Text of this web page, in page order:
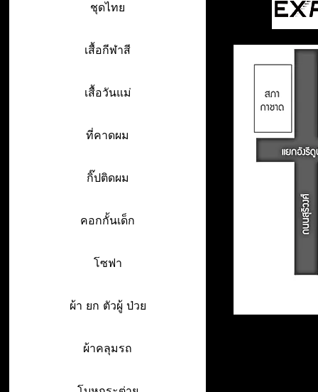
ชุดไทย
เสื้อกีฬาสี
เสื้อวันแม่
ที่คาดผม
กิ๊ปติดผม
คอกกั้นเด็ก
โซฟา
ผ้า ยก ตัวผู้ ป่วย
ผ้าคลุมรถ